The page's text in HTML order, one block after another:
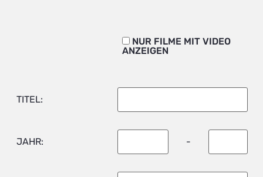
NUR FILME MIT VIDEO
ANZEIGEN
TITEL:
JAHR: -